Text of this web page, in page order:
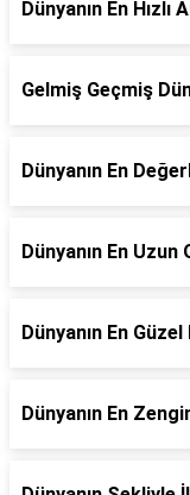
Dünyanın En Hızlı
Gelmiş Geçmiş
Dünyanın En
Dünyanın En Uzun
Dünyanın En Güzel
Dünyanın En